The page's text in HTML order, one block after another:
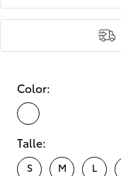
Color:
seleccionado
Talle:
S M L